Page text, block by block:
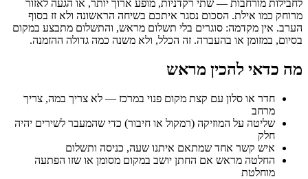
לחבילות מורחבות — שתי רקדניות, מופע ארוך יותר, או הגעה לאזור
מרוחק כמו אילת. הסכום נסגר איתכם בשיחה הראשונה ולא זז בסוף
הערב. אין מקדמה: סוגרים בלי תשלום מראש, והתשלום מתבצע במקום
בסיום, במזומן או בהעברה. זה הכלל, ולא משנה כמה גדולה ההזמנה.
מה כדאי להכין מראש
חדר או סלון עם קצת מקום פנוי במרכז — לא צריך במה, צריך
מרחב
שליטה על המוזיקה (רמקול או חיבור) כדי שהמעבר לשירים יהיה
חלק
איש קשר אחד שמתאם איתנו שעה, כניסה ותשלום
החלטה מראש אם החתן יושב במקום מסומן או שזו הפתעה
מוחלטת